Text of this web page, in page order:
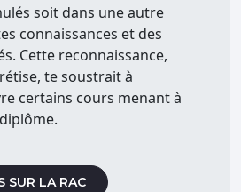
soit dans une autre
connaissances et des
Cette reconnaissance,
te soustrait à
certains cours menant à
SUR LA RAC